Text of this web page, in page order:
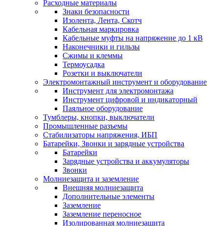
Расходные материалы
Знаки безопасности
Изолента, Лента, Скотч
Кабельная маркировка
Кабельные муфты на напряжение до 1 кВ
Наконечники и гильзы
Сжимы и клеммы
Термоусадка
Розетки и выключатели
Электромонтажный инструмент и оборудование
Инструмент для электромонтажа
Инструмент цифровой и индикаторный
Паяльное оборудование
Тумблеры, кнопки, выключатели
Промышленные разъемы
Стабилизаторы напряжения, ИБП
Батарейки, Звонки и зарядные устройства
Батарейки
Зарядные устройства и аккумуляторы
Звонки
Молниезащита и заземление
Внешняя молниезащита
Дополнительные элементы
Заземление
Заземление переносное
Изолированная молниезащита